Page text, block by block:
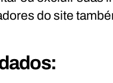
do site